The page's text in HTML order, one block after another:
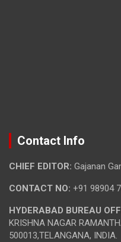
Contact Info
CHIEF EDITOR: Gajanan
CONTACT NO: +91 98904
HYDERABAD BUREAU
KRISHNA NAGAR
500013,TELANGANA, INDIA.